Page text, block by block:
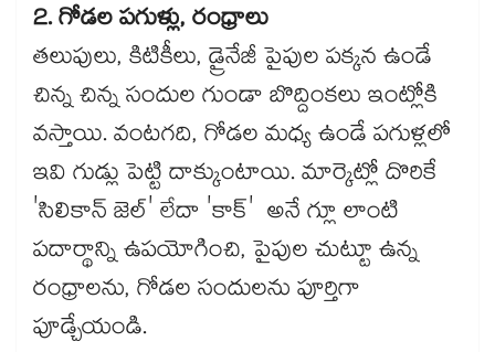
2. గోడల పగుళ్లు, రంధ్రాలు
తలుపులు, కిటికీలు, డ్రైనేజీ పైపుల పక్కన ఉండే
చిన్న చిన్న సందుల గుండా బొద్దింకలు ఇంట్లోకి
వస్తాయి. వంటగది, గోడల మధ్య ఉండే పగుళ్లలో
ఇవి గుడ్లు పెట్టి దాక్కుంటాయి. మార్కెట్లో దొరికే
'సిలికాన్ జెల్' లేదా 'కాక్' అనే గ్లూ లాంటి
పదార్థాన్ని ఉపయోగించి, పైపుల చుట్టూ ఉన్న
రంధ్రాలను, గోడల సందులను పూర్తిగా
పూడ్చేయండి.